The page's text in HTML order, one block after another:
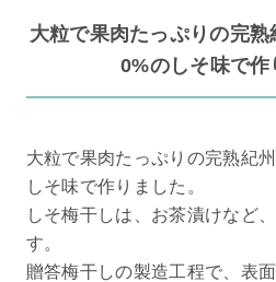
大粒で果肉たっぷりの完
0%のしそ味で作
大粒で果肉たっぷりの完熟紀
しそ味で作りました。
しそ梅干しは、お茶漬けなど
す。
贈答梅干しの製造工程で、表